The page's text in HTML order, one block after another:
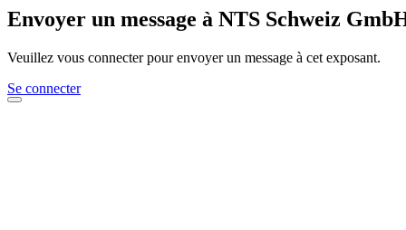
Envoyer un message à NTS Schweiz
Veuillez vous connecter pour envoyer un message à cet exposant.
Se connecter